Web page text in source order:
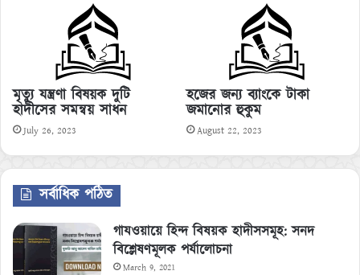
মৃত্যু যন্ত্রণা বিষয়ক দুটি
হাদীসের সমন্বয় সাধন
July 26, 2023
হজের জন্য ব্যাংকে টাকা
জমানোর হুকুম
August 22, 2023
সর্বাধিক পঠিত
গাযওয়ায়ে হিন্দ বিষয়ক হাদীসসমূহ: সনদ
বিশ্লেষণমূলক পর্যালোচনা
March 9, 2021